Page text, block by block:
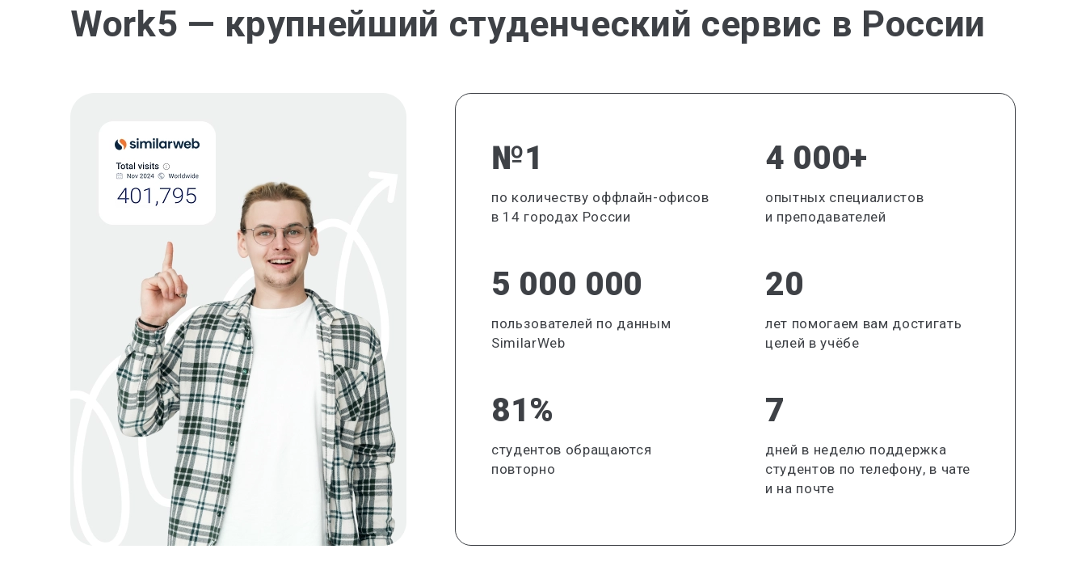
Work5 — крупнейший студенческий сервис в России
№1
по количеству оффлайн-офисов
в 14 городах России
4 000+
опытных специалистов
и преподавателей
5 000 000
пользователей по данным
SimilarWeb
20
лет помогаем вам достигать
целей в учёбе
81%
студентов обращаются
повторно
7
дней в неделю поддержка
студентов по телефону, в чате
и на почте